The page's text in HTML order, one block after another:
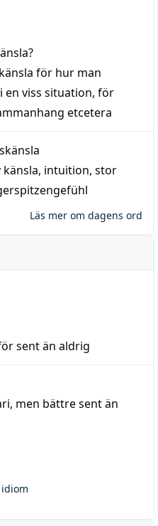
?
känsla för hur man
i en viss situation, för
etcetera
, intuition, stor
Läs mer om dagens ord
sent än aldrig
men bättre sent än